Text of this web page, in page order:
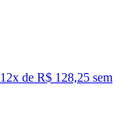
12x de R$ 128,25 sem